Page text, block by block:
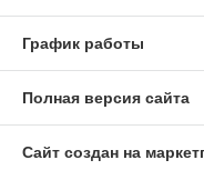
График работы
Полная версия сайта
Сайт создан на